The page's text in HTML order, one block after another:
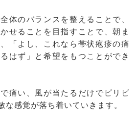
体のバランスを整えることで、
せることを目指すことで、朝ま
「よし、これなら帯状疱疹の痛
はず」と希望をもつことができ
痛い、風が当たるだけでピリピ
感覚が落ち着いていきます。